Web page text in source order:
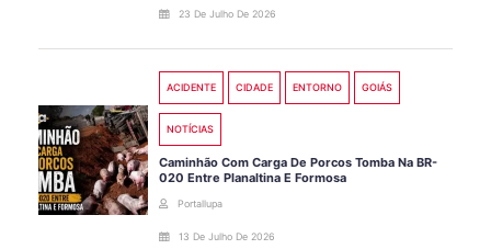
23 De Julho De 2026
ACIDENTE CIDADE ENTORNO GOIÁS
NOTÍCIAS
Caminhão Com Carga De Porcos Tomba Na BR-
020 Entre Planaltina E Formosa
Portallupa
13 De Julho De 2026